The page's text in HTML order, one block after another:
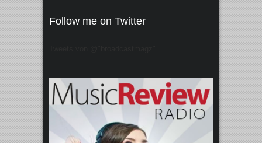
Follow me on Twitter